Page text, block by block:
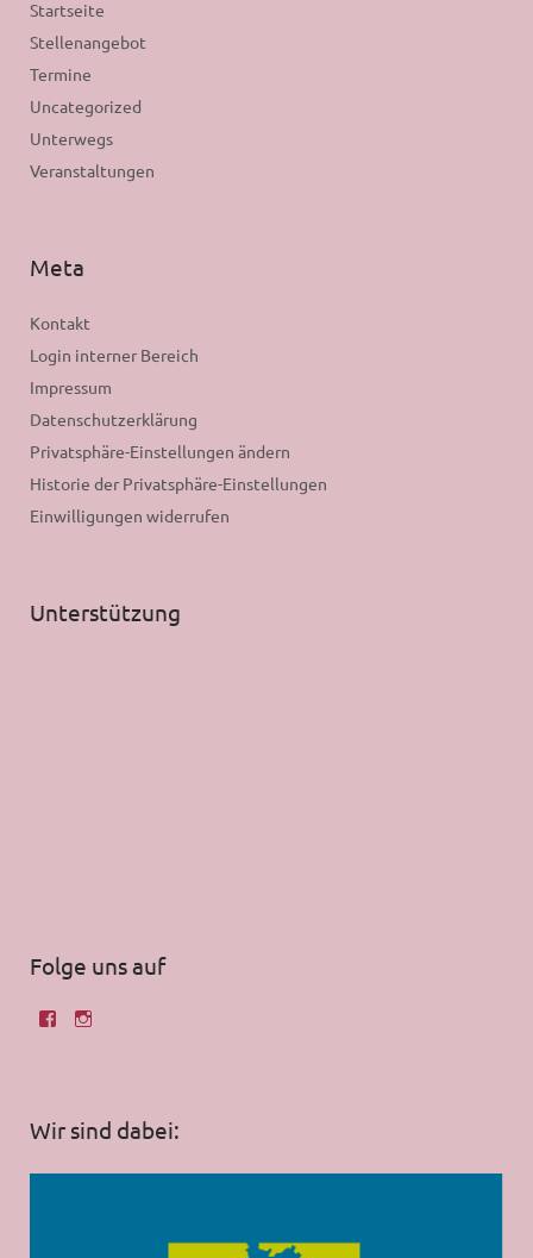
Startseite
Stellenangebot
Termine
Uncategorized
Unterwegs
Veranstaltungen
Meta
Kontakt
Login interner Bereich
Impressum
Datenschutzerklärung
Privatsphäre-Einstellungen ändern
Historie der Privatsphäre-Einstellungen
Einwilligungen widerrufen
Unterstützung
Folge uns auf
Wir sind dabei: